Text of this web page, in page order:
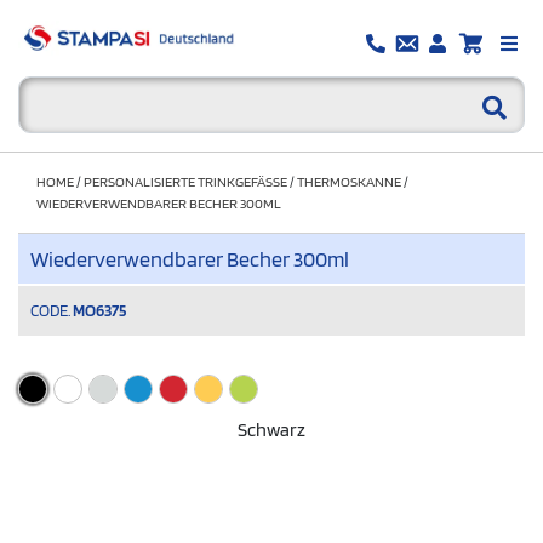
HOME/PERSONALISIERTE TRINKGEFÄSSE /THERMOSKANNE/
WIEDERVERWENDBARER BECHER 300ML
Wiederverwendbarer Becher 300ml
CODE. MO6375
Schwarz